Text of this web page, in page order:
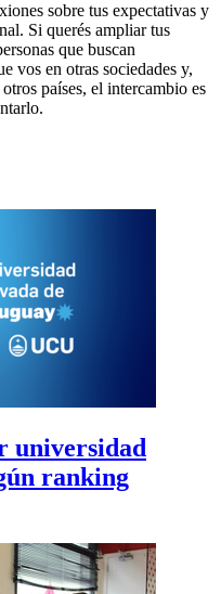
sobre tus expectativas y
Si querés ampliar tus
que buscan
vos en otras sociedades y,
países, el intercambio es
universidad
ranking